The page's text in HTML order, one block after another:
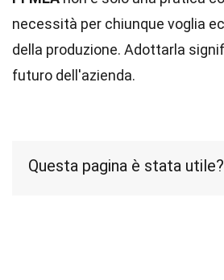
necessità per chiunque voglia
della produzione. Adottarla
futuro dell'azienda.
Questa pagina è stata utile?